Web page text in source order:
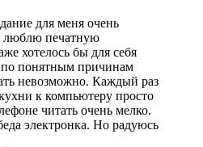
для меня очень
люблю печатную
хотелось бы для себя
по понятным причинам
невозможно. Каждый раз
к компьютеру просто
читать очень мелко.
электронка. Но радуюсь